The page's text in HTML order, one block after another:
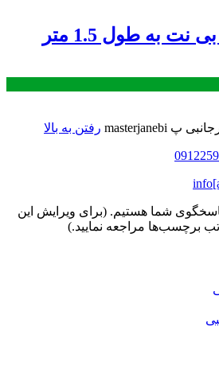
رفتن به بالا
روز هفته پاسخگوی شما هستیم. (برای ویرایش این
برچسب‌ها مراجعه نمایید.)